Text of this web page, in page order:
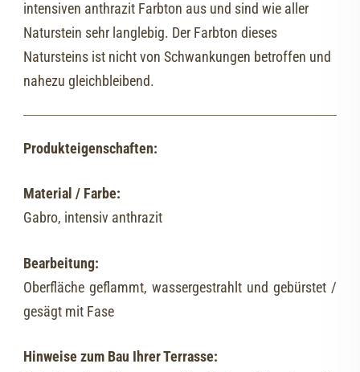
intensiven anthrazit Farbton aus und sind wie aller
Naturstein sehr langlebig. Der Farbton dieses
Natursteins ist nicht von Schwankungen betroffen und
nahezu gleichbleibend.
Produkteigenschaften:
Material / Farbe:
Gabro, intensiv anthrazit
Bearbeitung:
Oberfläche geflammt, wassergestrahlt und gebürstet /
gesägt mit Fase
Hinweise zum Bau Ihrer Terrasse: